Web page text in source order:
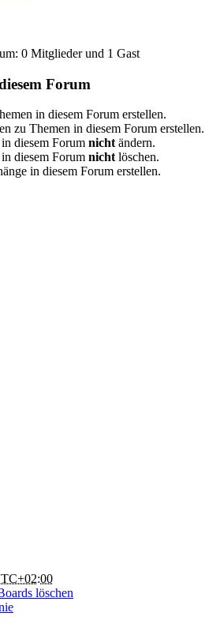
0 Mitglieder und 1 Gast
Forum
in diesem Forum erstellen.
zu Themen in diesem Forum erstellen.
diesem Forum nicht ändern.
diesem Forum nicht löschen.
in diesem Forum erstellen.
löschen